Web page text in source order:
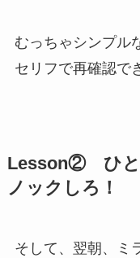
むっちゃシンプル
セリフで再確認で
Lesson② ひと
ノックしろ！
そして、翌朝、ミ